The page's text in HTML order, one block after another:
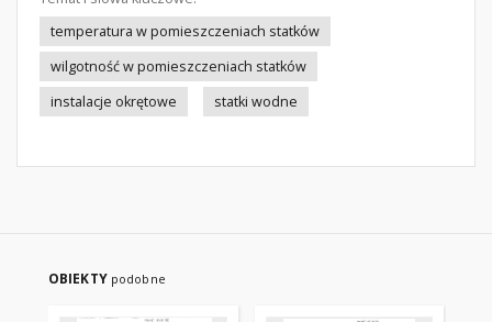
temperatura w pomieszczeniach statków
wilgotność w pomieszczeniach statków
instalacje okrętowe
statki wodne
OBIEKTY podobne